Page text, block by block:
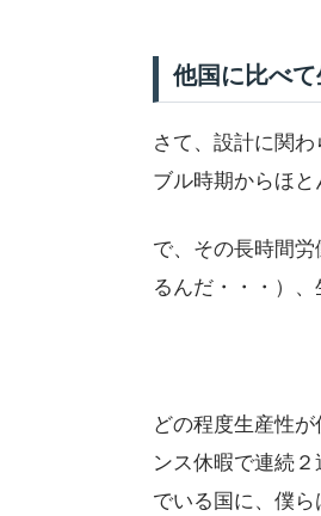
他国に比べ
さて、設計に関
ブル時期からほと
で、その長時間
るんだ・・・）、
どの程度生産性
ンス休暇で連続
でいる国に、僕ら